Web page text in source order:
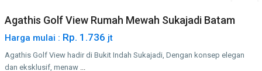
Agathis Golf View Rumah Mewah Sukajadi Batam
Harga mulai : Rp. 1.736 jt
Agathis Golf View hadir di Bukit Indah Sukajadi, Dengan konsep elegan
dan eksklusif, menaw